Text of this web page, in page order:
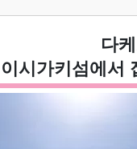
다케토미지마 페리
항에서 낙도 터미널
법
탈 수 있나요? 혼잡
다
이시가키섬에서